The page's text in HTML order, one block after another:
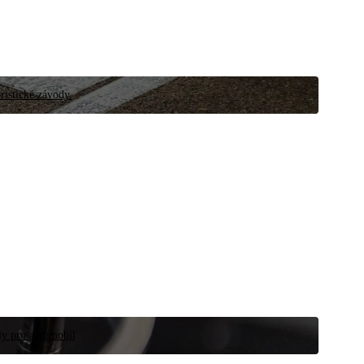
závody.
pro automobil